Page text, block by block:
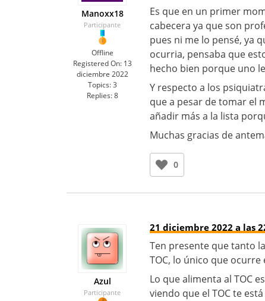
Manoxx18
Participante
Offline
Registered On: 13
diciembre 2022
Topics: 3
Replies: 8
Es que en un primer
cabecera ya que son
pues ni me lo pensé, ya
ocurria, pensaba que
hecho bien porque uno
Y respecto a los
que a pesar de tomar el
añadir más a la lista
Muchas gracias de
0
Azul
Participante
21 diciembre 2022 a las
Ten presente que tanto
TOC, lo único que ocurre
Lo que alimenta al TOC
viendo que el TOC te